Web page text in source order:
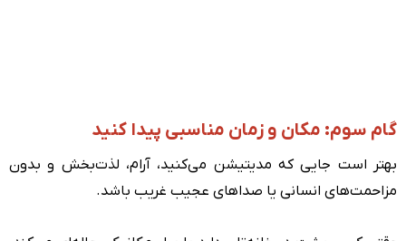
گام سوم: مکان و زمان مناسبی پیدا کنید
بهتر است جایی که مدیتیشن می‌کنید، آرام، لذت‌بخش و بدون
مزاحمت‌های انسانی یا صداهای عجیب غریب باشد.